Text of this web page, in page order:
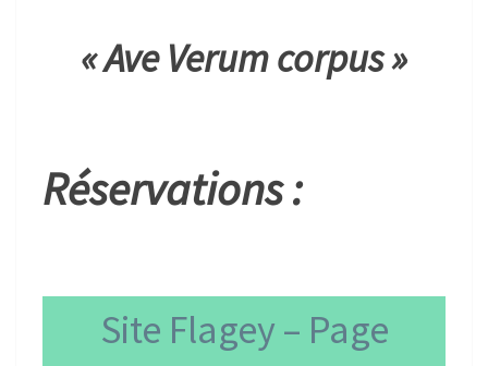
« Ave Verum corpus »
Réservations :
Site Flagey – Page